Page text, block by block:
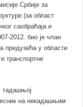
Србије за
(за област
саобраћаја и
2012. био је члан
предузећа у области
транспортне
тадашњој
на некадашњим